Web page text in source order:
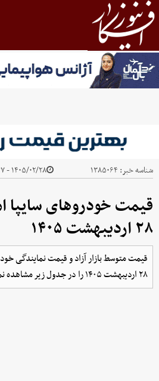
شناسه خبر: ۱۳۸۵۰۶۴ ۱۴۰۵/۰۲/۲۸ - ۱۰:۴۷
قیمت خودرو‌های سایپا
۲۸ اردیبهشت ۱۴۰۵
قیمت متوسط بازار آزاد و قیمت نمایندگی
۲۸ اردیبهشت ۱۴۰۵ را در جدول زیر مشاهده نمایید.